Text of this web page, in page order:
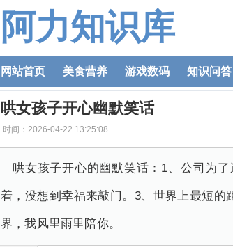
阿力知识库
网站首页 美食营养 游戏数码 知识问答
哄女孩子开心幽默笑话
时间：2026-04-22 13:25:08
哄女孩子开心的幽默笑话：1、公司为
着，没想到幸福来敲门。3、世界上最短的
界，我风里雨里陪你。